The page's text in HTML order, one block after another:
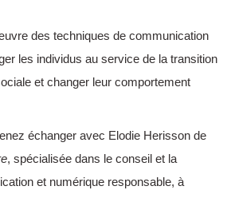
des techniques de communication
les individus au service de la transition
et changer leur comportement
échanger avec Elodie Herisson de
, spécialisée dans le conseil et la
et numérique responsable, à